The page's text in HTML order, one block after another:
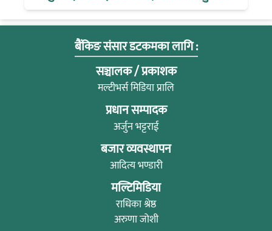
बैंकिङ संसार डटकमका लागि :
सञ्चालक / प्रकाशक
मल्टीभर्स मिडिया प्रालि
प्रधान सम्पादक
अर्जुन भट्टराई
बजार व्यवस्थापन
आदित्य भण्डारी
मल्टिमिडिया
राधिका श्रेष्ठ
अरुणा जोशी